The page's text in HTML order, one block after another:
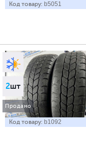
Код товару: b5051
2шт
Продано
Код товару: b1092